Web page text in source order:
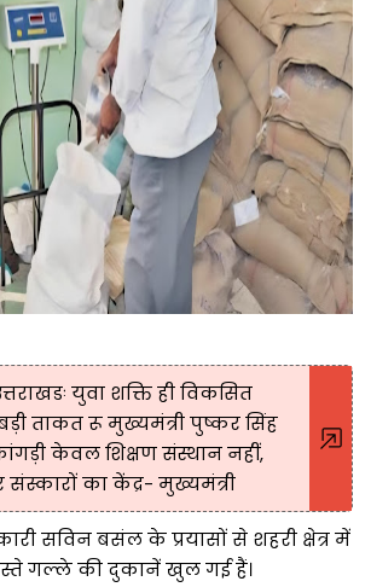
युवा शक्ति ही विकसित
ताकत रू मुख्यमंत्री पुष्कर सिंह
केवल शिक्षण संस्थान नहीं,
संस्कारों का केंद्र- मुख्यमंत्री
सविन बसंल के प्रयासों से शहरी क्षेत्र में
गल्ले की दुकानें खुल गई हैं।